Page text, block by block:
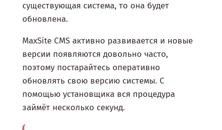
существующая система, то она будет
обновлена.
MaxSite CMS активно развивается и новые
версии появляются довольно часто,
поэтому постарайтесь оперативно
обновлять свою версию системы. С
помощью установщика вся процедура
займёт несколько секунд.